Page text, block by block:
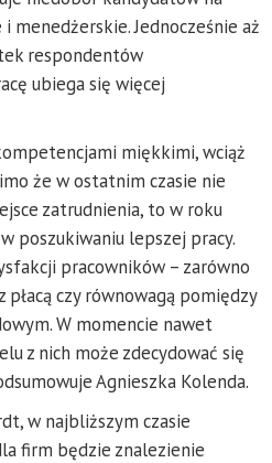
menedżerskie. Jednocześnie aż
respondentów
ubiega się więcej
miękkimi, wciąż
że w ostatnim czasie nie
zatrudnienia, to w roku
poszukiwaniu lepszej pracy.
pracowników – zarówno
czy równowagą pomiędzy
W momencie nawet
z nich może zdecydować się
Agnieszka Kolenda.
w najbliższym czasie
firm będzie znalezienie